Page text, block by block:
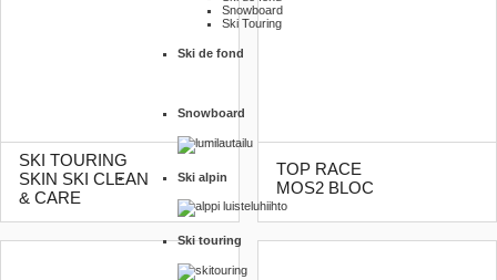
Snowboard
Ski Touring
Ski de fond
Snowboard
Ski alpin
Ski touring
SKI TOURING
SKIN SKI CLEAN
& CARE
TOP RACE
MOS2 BLOC